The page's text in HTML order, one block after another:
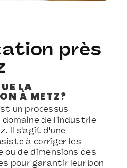
près
LA
À METZ?
un processus
domaine de l'industrie
Il s'agit d'une
à corriger les
ou de dimensions des
pour garantir leur bon